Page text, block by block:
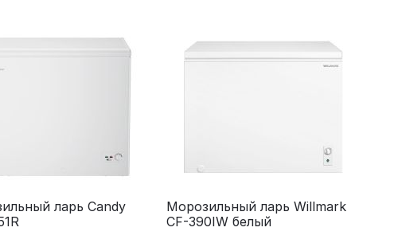
ларь Candy
Морозильный ларь Willmark
CF-390IW белый